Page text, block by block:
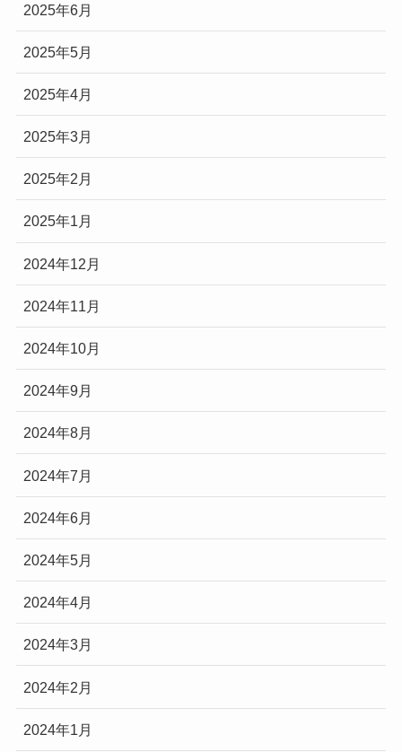
2025年6月
2025年5月
2025年4月
2025年3月
2025年2月
2025年1月
2024年12月
2024年11月
2024年10月
2024年9月
2024年8月
2024年7月
2024年6月
2024年5月
2024年4月
2024年3月
2024年2月
2024年1月